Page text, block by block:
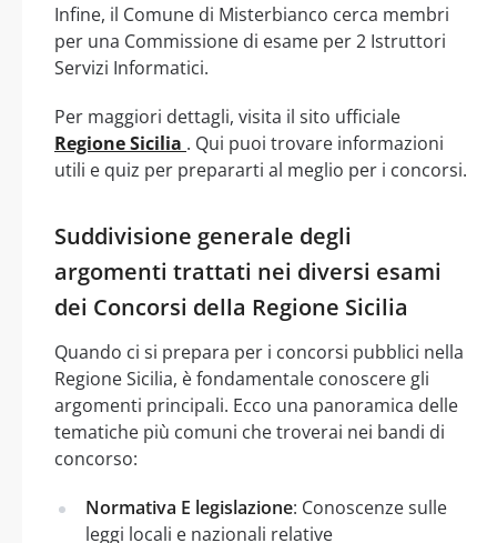
Infine, il Comune di Misterbianco cerca membri
per una Commissione di esame per 2 Istruttori
Servizi Informatici.
Per maggiori dettagli, visita il sito ufficiale
Regione Sicilia . Qui puoi trovare informazioni
utili e quiz per prepararti al meglio per i concorsi.
Suddivisione generale degli
argomenti trattati nei diversi esami
dei Concorsi della Regione Sicilia
Quando ci si prepara per i concorsi pubblici nella
Regione Sicilia, è fondamentale conoscere gli
argomenti principali. Ecco una panoramica delle
tematiche più comuni che troverai nei bandi di
concorso:
Normativa E legislazione: Conoscenze sulle
leggi locali e nazionali relative